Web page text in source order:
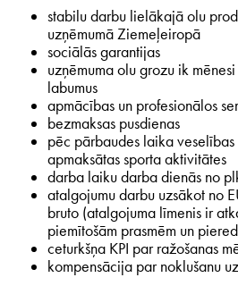
stabilu darbu lielākajā olu
uzņēmumā Ziemeļeiropā
sociālās garantijas
uzņēmuma olu grozu ik
labumus
apmācības un profesionālos
bezmaksas pusdienas
pēc pārbaudes laika
apmaksātas sporta aktivitātes
darba laiku darba dienās no
atalgojumu darbu uzsākot no
bruto (atalgojuma līmenis ir
piemītošām prasmēm un
ceturkšņa KPI par ražošanas
kompensācija par noklušanu